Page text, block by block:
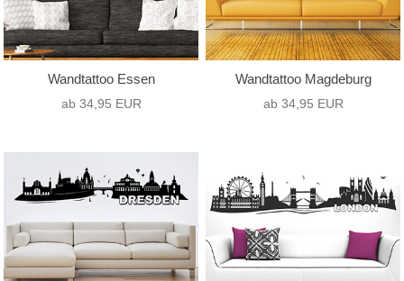
Wandtattoo Essen
ab 34,95 EUR
Wandtattoo Magdeburg
ab 34,95 EUR